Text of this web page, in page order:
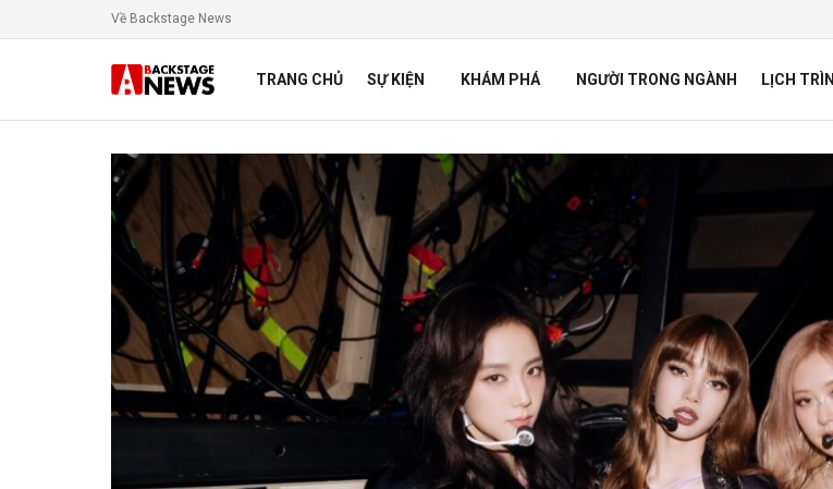
Về Backstage News
TRANG CHỦ SỰ KIỆN KHÁM PHÁ NGƯỜI TRONG NGÀNH LỊCH